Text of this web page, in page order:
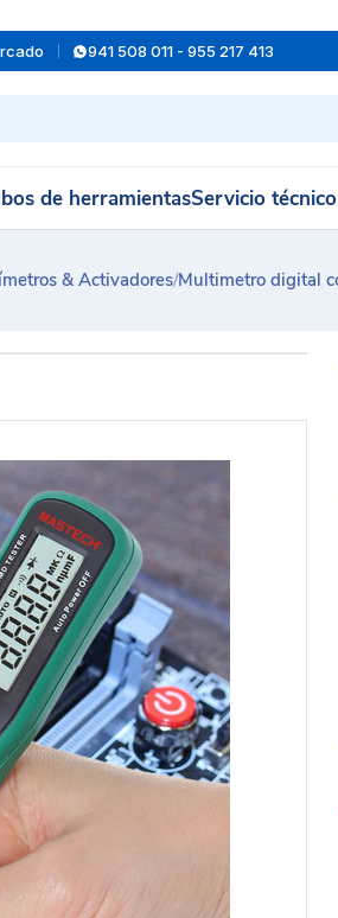
941 508 011 - 955 217 413
de herramientasServicio
& Activadores/Multimetro digital